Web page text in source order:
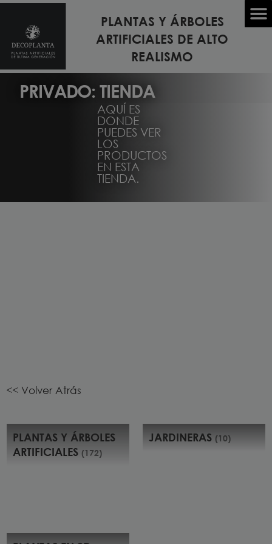
PLANTAS Y ÁRBOLES
ARTIFICIALES DE ALTO
REALISMO
PRIVADO: TIENDA
AQUÍ ES
DONDE
PUEDES VER
LOS
PRODUCTOS
EN ESTA
TIENDA.
<< Volver Atrás
PLANTAS Y ÁRBOLES
ARTIFICIALES (172)
JARDINERAS (10)